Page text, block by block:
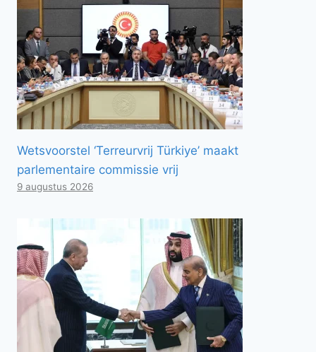
Wetsvoorstel ‘Terreurvrij Türkiye’ maakt
parlementaire commissie vrij
9 augustus 2026